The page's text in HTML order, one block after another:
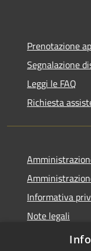
Prenotazione
Segnalazione
Leggi le FAQ
Richiesta
Informativa
Note legali
Dichiarazione